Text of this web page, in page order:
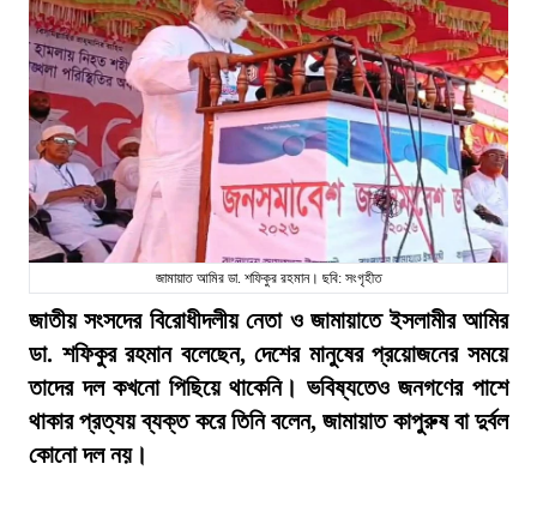
জামায়াত আমির ডা. শফিকুর রহমান। ছবি: সংগৃহীত
জাতীয় সংসদের বিরোধীদলীয় নেতা ও জামায়াতে ইসলামীর আমির
ডা. শফিকুর রহমান বলেছেন, দেশের মানুষের প্রয়োজনের সময়ে
তাদের দল কখনো পিছিয়ে থাকেনি। ভবিষ্যতেও জনগণের পাশে
থাকার প্রত্যয় ব্যক্ত করে তিনি বলেন, জামায়াত কাপুরুষ বা দুর্বল
কোনো দল নয়।